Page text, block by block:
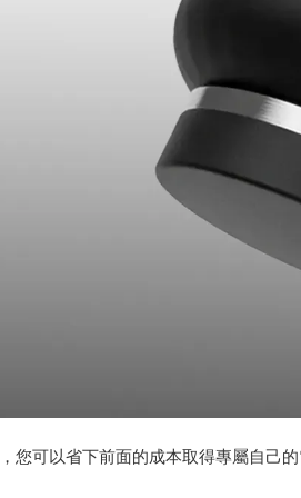
，您可以省下前面的成本取得專屬自己